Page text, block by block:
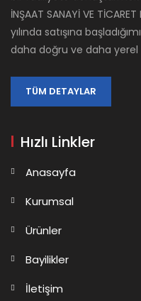
İNŞAAT SANAYİ VE
yılında satışına
daha doğru ve daha yerel
TÜM DETAYLAR
Hızlı Linkler
Anasayfa
Kurumsal
Ürünler
Bayilikler
İletişim